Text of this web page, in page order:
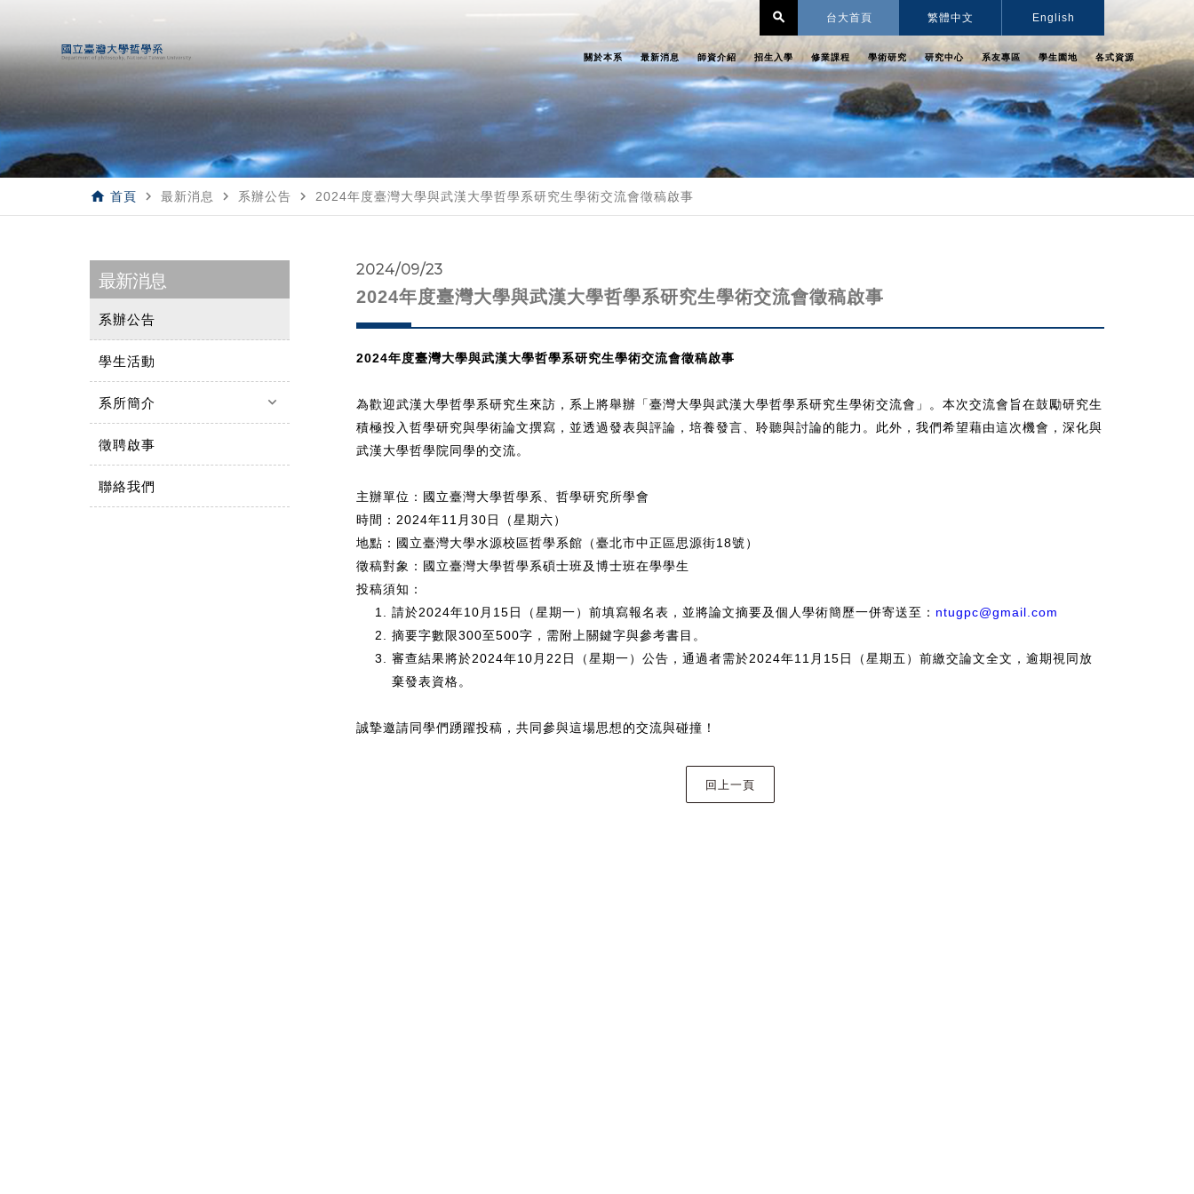
台大首頁
search 繁體中文 English
關於本系 最新消息 師資介紹 招生入學 修業課程 學術研究 研究中心 系友專區 學生園地 各式資源
home 首頁 navigate_next 最新消息 navigate_next 系辦公告 navigate_next 2024年度臺灣大學與武漢大學哲學系研究生學術交流會徵稿啟事
最新消息
系辦公告
學生活動
系所簡介 keyboard_arrow_down
徵聘啟事
聯絡我們
2024/09/23
2024年度臺灣大學與武漢大學哲學系研究生學術交流會徵稿啟事
2024年度臺灣大學與武漢大學哲學系研究生學術交流會徵稿啟事
為歡迎武漢大學哲學系研究生來訪，系上將舉辦「臺灣大學與武漢大學哲學系研究生學術交流會」。本次交流會旨在鼓勵研究生
積極投入哲學研究與學術論文撰寫，並透過發表與評論，培養發言、聆聽與討論的能力。此外，我們希望藉由這次機會，深化與
武漢大學哲學院同學的交流。
主辦單位：國立臺灣大學哲學系、哲學研究所學會
時間：2024年11月30日（星期六）
地點：國立臺灣大學水源校區哲學系館（臺北市中正區思源街18號）
徵稿對象：國立臺灣大學哲學系碩士班及博士班在學學生
投稿須知：
請於2024年10月15日（星期一）前填寫報名表，並將論文摘要及個人學術簡歷一併寄送至： ntugpc@gmail.com
摘要字數限300至500字，需附上關鍵字與參考書目。
審查結果將於2024年10月22日（星期一）公告，通過者需於2024年11月15日（星期五）前繳交論文全文，逾期視同放
棄發表資格。
誠摯邀請同學們踴躍投稿，共同參與這場思想的交流與碰撞！